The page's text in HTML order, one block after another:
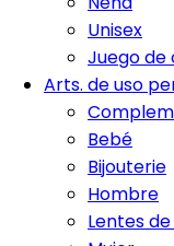
Unisex
Juego de
Arts. de uso
Bebé
Bijouterie
Hombre
Lentes de